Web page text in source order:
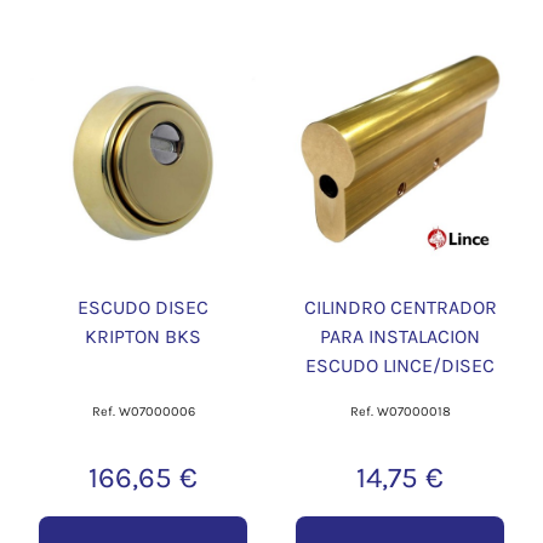
ESCUDO DISEC
KRIPTON BKS
Ref. W07000006
166,65 €
CILINDRO CENTRADOR
PARA INSTALACION
ESCUDO LINCE/DISEC
Ref. W07000018
14,75 €